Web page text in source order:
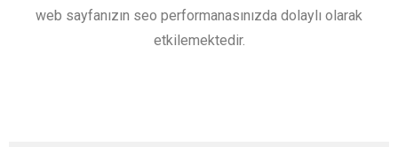
web sayfanızın seo performanasınızda dolaylı olarak
etkilemektedir.